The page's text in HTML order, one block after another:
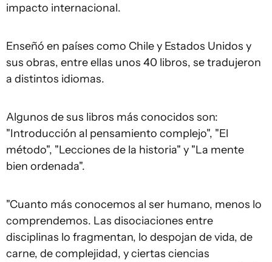
impacto internacional.
Enseñó en países como Chile y Estados Unidos y
sus obras, entre ellas unos 40 libros, se tradujeron
a distintos idiomas.
Algunos de sus libros más conocidos son:
"Introducción al pensamiento complejo", "El
método", "Lecciones de la historia" y "La mente
bien ordenada".
"Cuanto más conocemos al ser humano, menos lo
comprendemos. Las disociaciones entre
disciplinas lo fragmentan, lo despojan de vida, de
carne, de complejidad, y ciertas ciencias